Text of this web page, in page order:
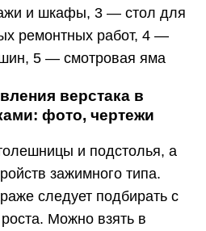
и шкафы, 3 — стол для
ремонтных работ, 4 —
5 — смотровая яма
верстака в
фото, чертежи
и подстолья, а
зажимного типа.
следует подбирать с
Можно взять в